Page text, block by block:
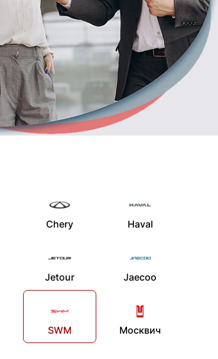
Chery Haval
Jetour Jaecoo
SWM Москвич